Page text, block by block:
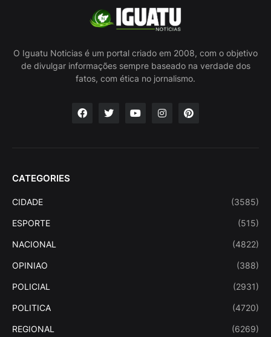
O Iguatu Noticias é um portal criado em 2008, com o objetivo
de divulgar informações sempre baseado na verdade dos
fatos, com ética no jornalismo.
CATEGORIES
CIDADE (3585)
ESPORTE (515)
NACIONAL (4822)
OPINIAO (388)
POLICIAL (2931)
POLITICA (4720)
REGIONAL (6269)